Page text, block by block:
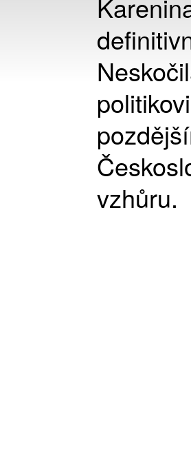
vzhůru.